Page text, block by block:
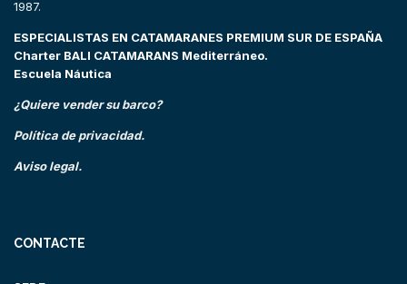
1987.
ESPECIALISTAS EN CATAMARANES PREMIUM SUR DE ESPAÑA
Charter BALI CATAMARANS Mediterráneo.
Escuela Náutica
¿Quiere vender su barco?
Política de privacidad.
Aviso legal.
CONTACTE